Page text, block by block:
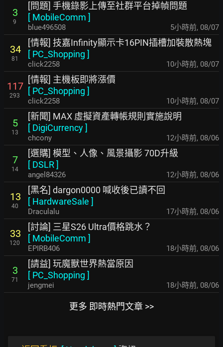
3
9
[問題] 手機錄影上傳至社群平台掉幀問題
[ MobileComm ]
blue496508 5小時前, 08/07
34
81
[情報] 技嘉Infinity顯示卡16PIN插槽加裝散熱塊
[ PC_Shopping ]
click2258 10小時前, 08/07
117
293
[情報] 主機板即將漲價
[ PC_Shopping ]
click2258 10小時前, 08/07
5
13
[新聞] MAX 虛擬資產轉帳規則實施說明
[ DigiCurrency]
chcony 12小時前, 08/06
7
14
[選購] 模型、人像、風景攝影 70D升級
[ DSLR]
angel84326 12小時前, 08/06
13
40
[黑名] dargon0000 喊收後已讀不回
[ HardwareSale ]
Draculalu 17小時前, 08/06
33
120
[討論] 三星S26 Ultra價格跳水？
[ MobileComm ]
EPIRB406 18小時前, 08/06
3
71
[請益] 玩魔獸世界熱當原因
[ PC_Shopping ]
jengmei 18小時前, 08/06
更多 即時熱門文章 >>